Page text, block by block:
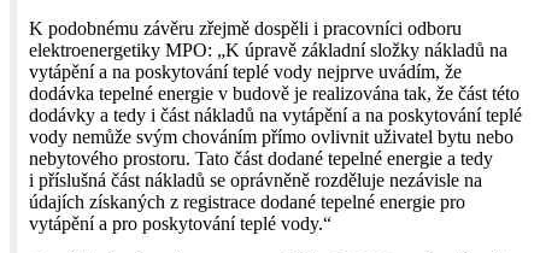
K podobnému závěru zřejmě dospěli i pracovníci odboru
elektroenergetiky MPO: „K úpravě základní složky nákladů na
vytápění a na poskytování teplé vody nejprve uvádím, že
dodávka tepelné energie v budově je realizována tak, že část této
dodávky a tedy i část nákladů na vytápění a na poskytování teplé
vody nemůže svým chováním přímo ovlivnit uživatel bytu nebo
nebytového prostoru. Tato část dodané tepelné energie a tedy
i příslušná část nákladů se oprávněně rozděluje nezávisle na
údajích získaných z registrace dodané tepelné energie pro
vytápění a pro poskytování teplé vody.“